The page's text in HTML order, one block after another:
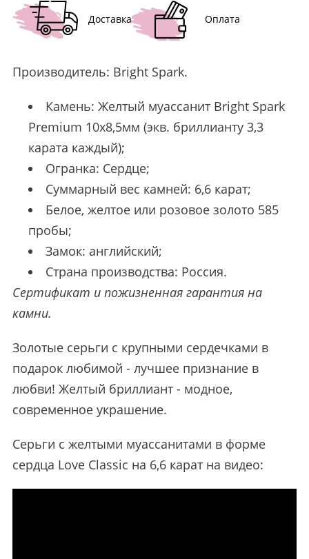
Доставка Оплата
Производитель: Bright Spark.
Камень: Желтый муассанит Bright Spark
Premium 10х8,5мм (экв. бриллианту 3,3
карата каждый);
Огранка: Сердце;
Суммарный вес камней: 6,6 карат;
Белое, желтое или розовое золото 585
пробы;
Замок: английский;
Страна производства: Россия.
Сертификат и пожизненная гарантия на
камни.
Золотые серьги с крупными сердечками в
подарок любимой - лучшее признание в
любви! Желтый бриллиант - модное,
современное украшение.
Серьги с желтыми муассанитами в форме
сердца Love Classic на 6,6 карат на видео: